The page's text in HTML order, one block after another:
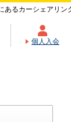
るカーシェアリン
個人入会